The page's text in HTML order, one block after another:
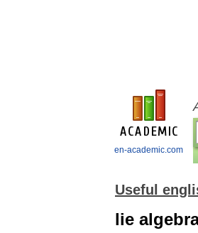
en-academic.com
Useful
lie